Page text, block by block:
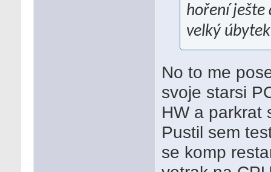
hoření ješte
velký
No to me
svoje starsi
HW a parkrat
Pustil sem
se komp